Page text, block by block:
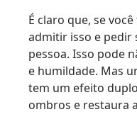
É claro que, se
admitir isso e pedir
pessoa. Isso pode
e humildade. Mas
tem um efeito
ombros e restaura